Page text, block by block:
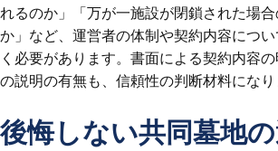
れるのか」「万が一施設が閉鎖された場
か」など、運営者の体制や契約内容につ
く必要があります。書面による契約内容
の説明の有無も、信頼性の判断材料になり
後悔しない共同墓地